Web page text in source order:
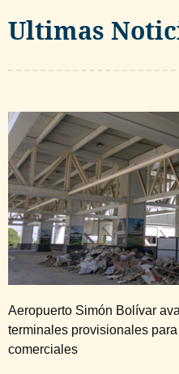
Ultimas
Aeropuerto Simón Bolívar
terminales provisionales
comerciales